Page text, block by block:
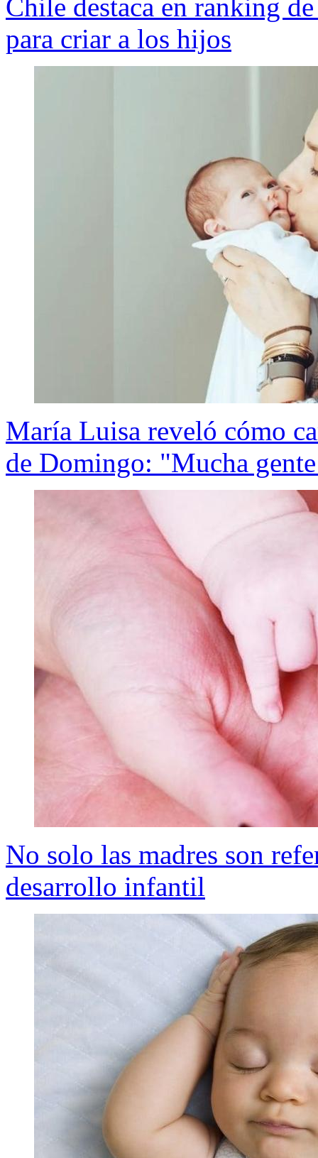
Chile destaca en ranking
para criar a los hijos
María Luisa reveló cómo
de Domingo: "Mucha
No solo las madres son
desarrollo infantil